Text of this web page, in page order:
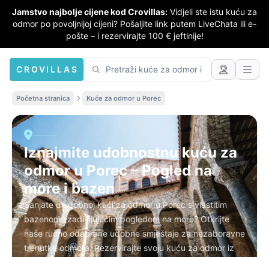
Jamstvo najbolje cijene kod Crovillas: Vidjeli ste istu kuću za
odmor po povoljnijoj cijeni? Pošaljite link putem LiveChata ili e-
pošte – i rezervirajte 100 € jeftinije!
CROVILLAS
Početna stranica Kuće za odmor u Porec
Iznajmite udobnostnu kuću za
odmor u Porec – Pogled na
more i bazen
Sanjate o udobnoj kući za odmor u Porec s vlastitim
bazenom i zadivljujućim pogledom na more? Otkrijte
naše ručno odabrane udobne smještaje za nezaboravne
trenutke odmora. Rezervirajte svoju kuću za odmor iz